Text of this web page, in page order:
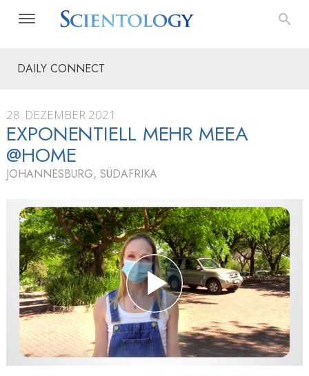
DAILY CONNECT
28. DEZEMBER 2021
EXPONENTIELL MEHR MEEA
@HOME
JOHANNESBURG, SÜDAFRIKA